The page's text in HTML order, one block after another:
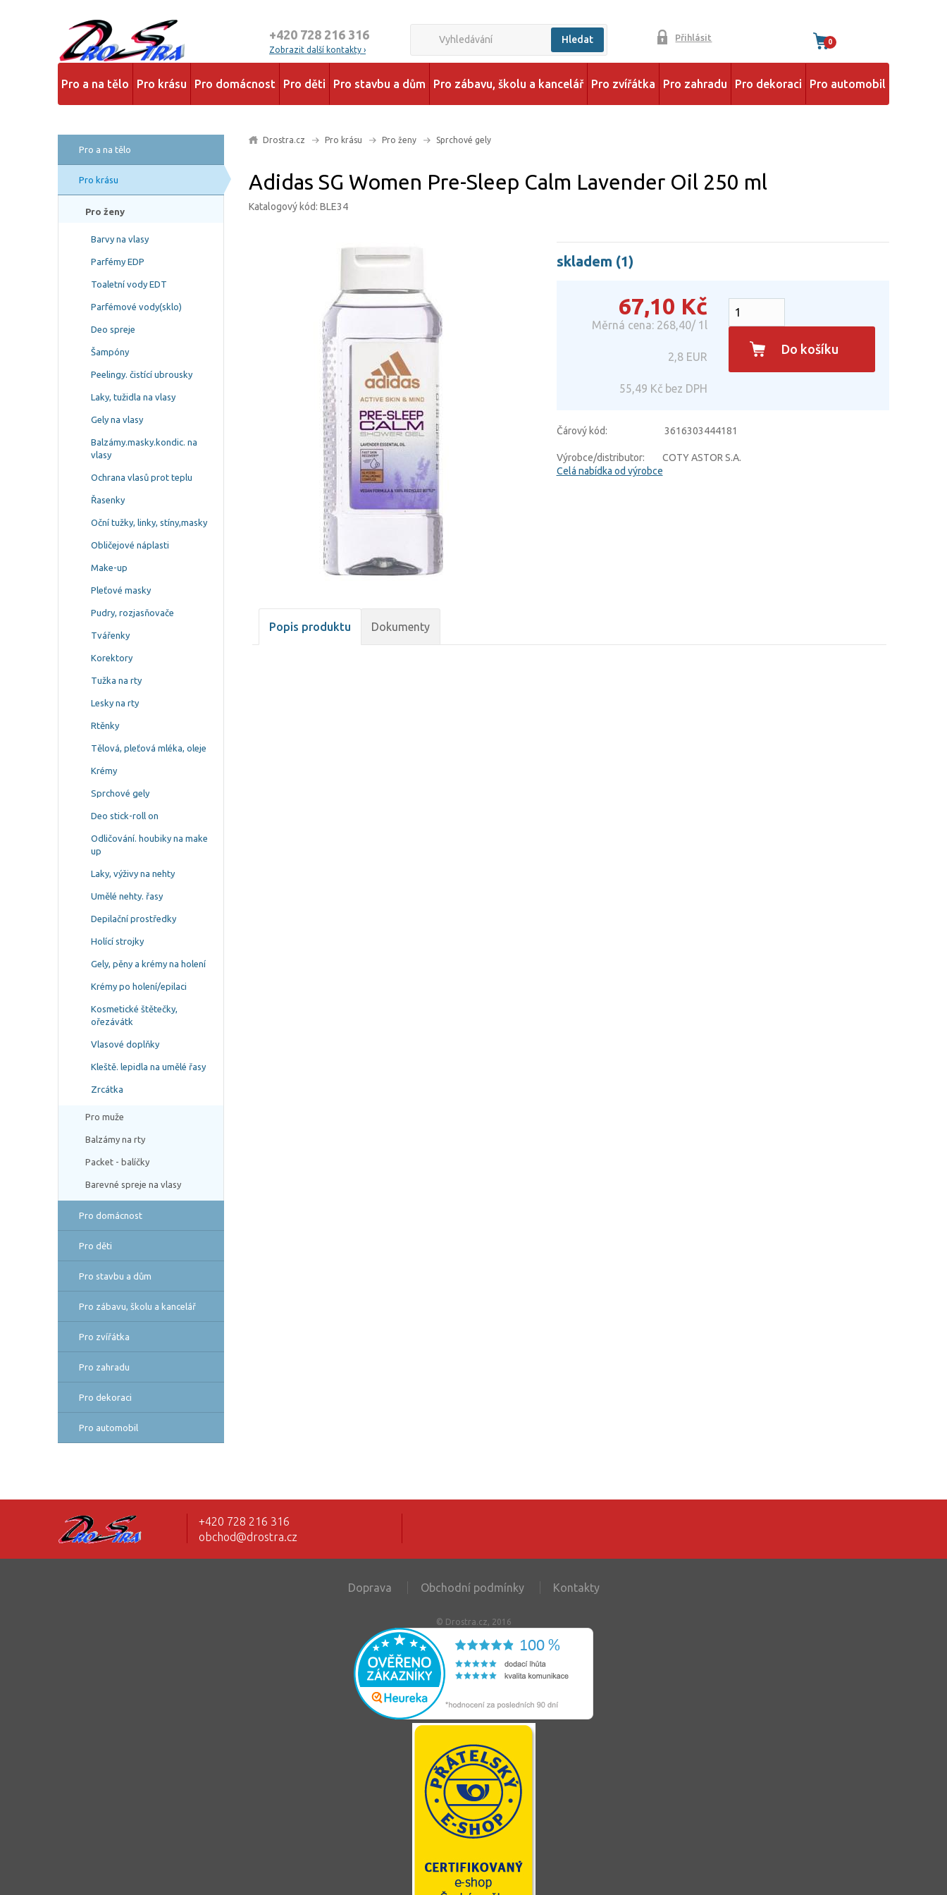
+420 728 216 316
Zobrazit další kontakty ›
Hledat Přihlásit 0
Pro a na tělo Pro krásu Pro domácnost Pro děti Pro stavbu a dům Pro zábavu, školu a kancelář Pro zvířátka Pro zahradu Pro dekoraci Pro automobil
Pro a na tělo
Pro krásu
Pro ženy
Barvy na vlasy
Parfémy EDP
Toaletní vody EDT
Parfémové vody(sklo)
Deo spreje
Šampóny
Peelingy. čistící ubrousky
Laky, tužidla na vlasy
Gely na vlasy
Balzámy.masky.kondic. na
vlasy
Ochrana vlasů prot teplu
Řasenky
Oční tužky, linky, stíny,masky
Obličejové náplasti
Make-up
Pleťové masky
Pudry, rozjasňovače
Tvářenky
Korektory
Tužka na rty
Lesky na rty
Rtěnky
Tělová, pleťová mléka, oleje
Krémy
Sprchové gely
Deo stick-roll on
Odličování. houbiky na make
up
Laky, výživy na nehty
Umělé nehty. řasy
Depilační prostředky
Holící strojky
Gely, pěny a krémy na holení
Krémy po holení/epilaci
Kosmetické štětečky,
ořezávátk
Vlasové doplňky
Kleště. lepidla na umělé řasy
Zrcátka
Pro muže
Balzámy na rty
Packet - balíčky
Barevné spreje na vlasy
Pro domácnost
Pro děti
Pro stavbu a dům
Pro zábavu, školu a kancelář
Pro zvířátka
Pro zahradu
Pro dekoraci
Pro automobil
Drostra.cz Pro krásu Pro ženy Sprchové gely
Adidas SG Women Pre-Sleep Calm Lavender Oil 250 ml
Katalogový kód: BLE34
skladem (1)
67,10 Kč
Měrná cena: 268,40/ 1l
2,8 EUR
55,49 Kč bez DPH
Do košíku
Čárový kód: 3616303444181
Výrobce/distributor:
COTY ASTOR S.A.
Celá nabídka od výrobce
Popis produktu Dokumenty
+420 728 216 316
obchod@drostra.cz
Doprava Obchodní podmínky Kontakty
© Drostra.cz, 2016